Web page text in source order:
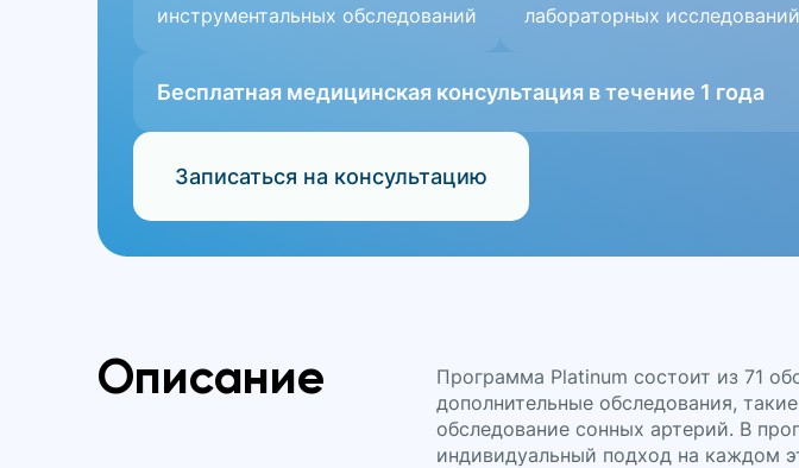
инструментальных обследований лабораторных исследований
Бесплатная медицинская консультация в течение 1 года
Записаться на консультацию
Описание
Программа Platinum состоит из 71
дополнительные обследования,
обследование сонных артерий. В
индивидуальный подход на каждом